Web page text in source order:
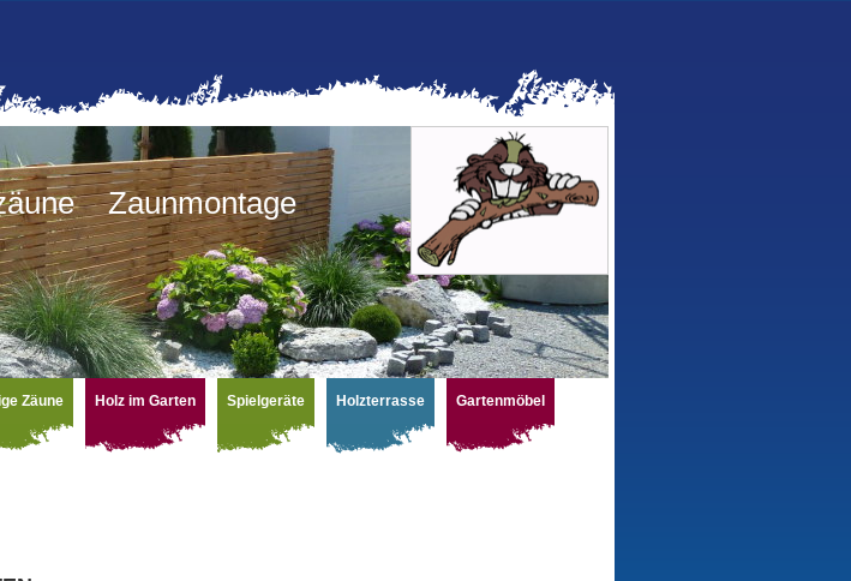
Zaunmontage
Zäune Holz im Garten Spielgeräte Holzterrasse Gartenmöbel